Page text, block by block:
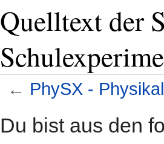
Quelltext der
← PhySX -
Navigation
Suche
Du bist aus den